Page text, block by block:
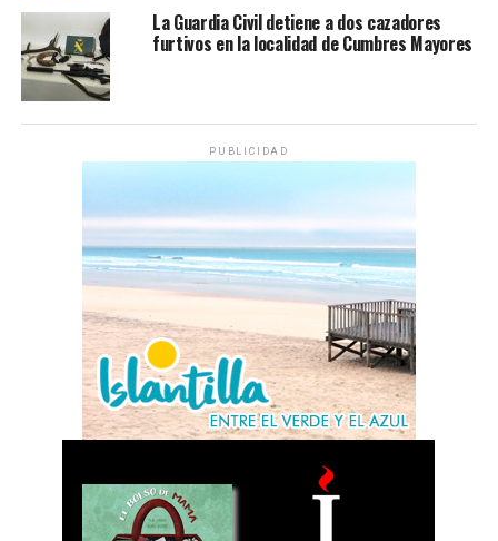
La Guardia Civil detiene a dos cazadores
furtivos en la localidad de Cumbres Mayores
PUBLICIDAD